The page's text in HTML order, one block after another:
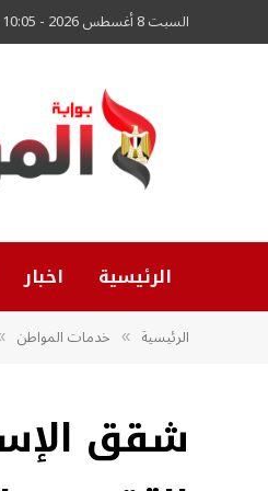
السبت 8 أغسطس 2026 - 10:05 مساءً
الرئيسية اخبار
الرئيسية » خدمات المواطن